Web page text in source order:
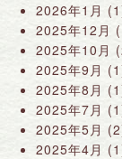
2026年1月
2025年12月
2025年10月
2025年9月
2025年8月
2025年7月
2025年5月
2025年4月